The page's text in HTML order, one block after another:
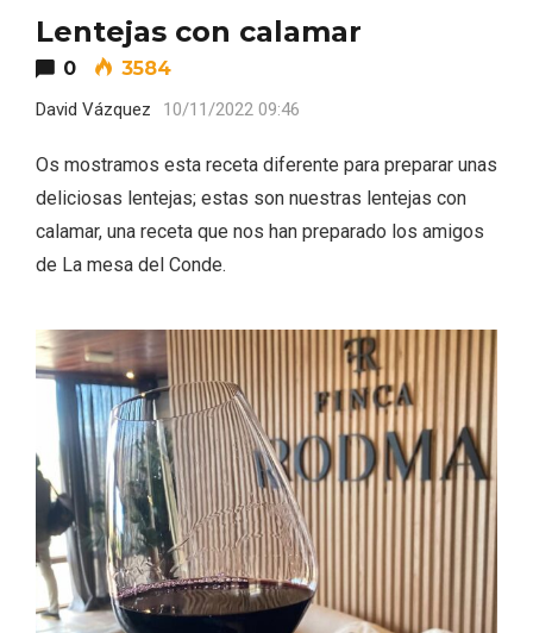
Lentejas con calamar
0 3584
David Vázquez 10/11/2022 09:46
Os mostramos esta receta diferente para preparar unas
deliciosas lentejas; estas son nuestras lentejas con
calamar, una receta que nos han preparado los amigos
de La mesa del Conde.
Enoturismo visitando la Bodega Museo
La Olmilla, en Peñafiel